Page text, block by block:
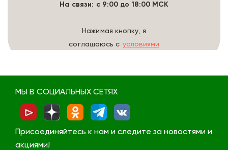
На связи: с 9:00 до 18:00 МСК
Нажимая кнопку, я
соглашаюсь с условиями
МЫ В СОЦИАЛЬНЫХ СЕТЯХ
Присоединяйтесь к нам и следите за новостями и
акциями!